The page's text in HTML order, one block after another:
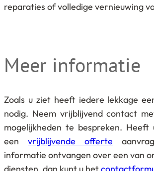
reparaties of volledige vernieuwing
Meer informatie
Zoals u ziet heeft iedere lekkage
nodig. Neem vrijblijvend contact
mogelijkheden te bespreken.
een vrijblijvende offerte
informatie ontvangen over een van